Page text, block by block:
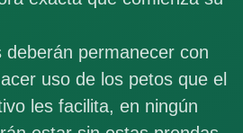
deberán permanecer con
uso de los petos que el
les facilita, en ningún